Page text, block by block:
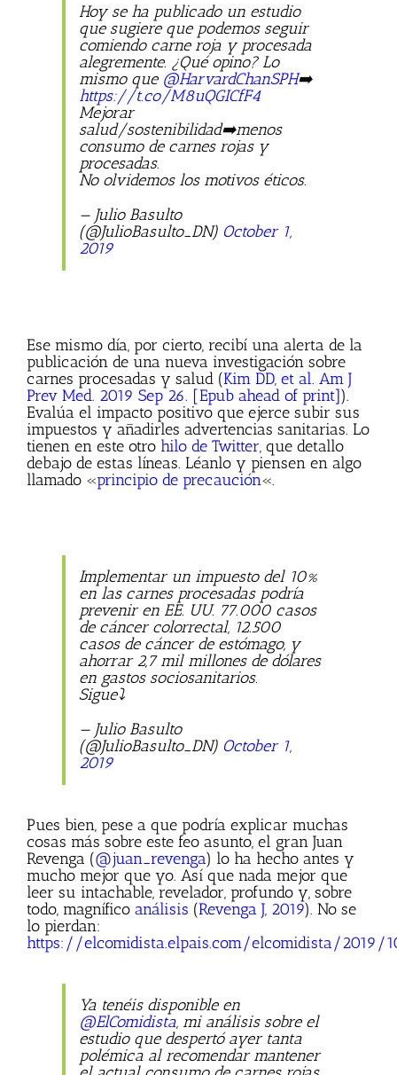
Hoy se ha publicado un estudio
que sugiere que podemos seguir
comiendo carne roja y procesada
alegremente. ¿Qué opino? Lo
mismo que @HarvardChanSPH➡️
https://t.co/M8uQGICfF4
Mejorar
salud/sostenibilidad➡️menos
consumo de carnes rojas y
procesadas.
No olvidemos los motivos éticos.
— Julio Basulto
(@JulioBasulto_DN) October 1,
2019
Ese mismo día, por cierto, recibí una alerta de la
publicación de una nueva investigación sobre
carnes procesadas y salud (Kim DD, et al. Am J
Prev Med. 2019 Sep 26. [Epub ahead of print]).
Evalúa el impacto positivo que ejerce subir sus
impuestos y añadirles advertencias sanitarias. Lo
tienen en este otro hilo de Twitter, que detallo
debajo de estas líneas. Léanlo y piensen en algo
llamado «principio de precaución«.
Implementar un impuesto del 10%
en las carnes procesadas podría
prevenir en EE. UU. 77.000 casos
de cáncer colorrectal, 12.500
casos de cáncer de estómago, y
ahorrar 2,7 mil millones de dólares
en gastos sociosanitarios.
Sigue⤵️
— Julio Basulto
(@JulioBasulto_DN) October 1,
2019
Pues bien, pese a que podría explicar muchas
cosas más sobre este feo asunto, el gran Juan
Revenga (@juan_revenga) lo ha hecho antes y
mucho mejor que yo. Así que nada mejor que
leer su intachable, revelador, profundo y, sobre
todo, magnífico análisis (Revenga J, 2019). No se
lo pierdan:
https://elcomidista.elpais.com/elcomidista/2019/
Ya tenéis disponible en
@ElComidista, mi análisis sobre el
estudio que despertó ayer tanta
polémica al recomendar mantener